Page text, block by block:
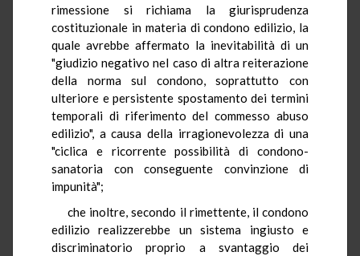
rimessione si richiama la giurisprudenza
costituzionale in materia di condono edilizio, la
quale avrebbe affermato la inevitabilità di un
"giudizio negativo nel caso di altra reiterazione
della norma sul condono, soprattutto con
ulteriore e persistente spostamento dei termini
temporali di riferimento del commesso abuso
edilizio", a causa della irragionevolezza di una
"ciclica e ricorrente possibilità di condono-
sanatoria con conseguente convinzione di
impunità";
che inoltre, secondo il rimettente, il condono
edilizio realizzerebbe un sistema ingiusto e
discriminatorio proprio a svantaggio dei